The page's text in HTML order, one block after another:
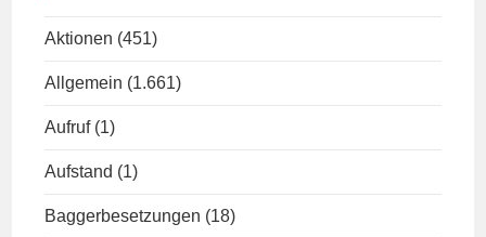
Aktionen (451)
Allgemein (1.661)
Aufruf (1)
Aufstand (1)
Baggerbesetzungen (18)